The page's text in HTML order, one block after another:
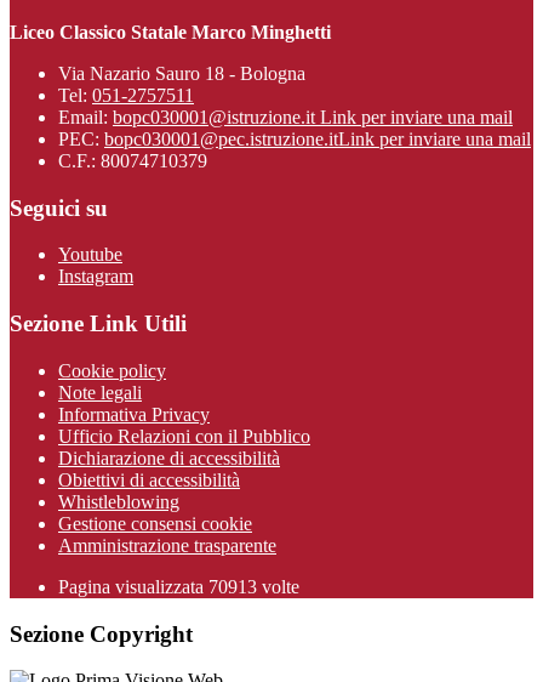
Liceo Classico Statale Marco Minghetti
Via Nazario Sauro 18 - Bologna
Tel: 051-2757511
Email: bopc030001@istruzione.it Link per inviare una mail
PEC: bopc030001@pec.istruzione.itLink per inviare una mail
C.F.: 80074710379
Seguici su
Youtube
Instagram
Sezione Link Utili
Cookie policy
Note legali
Informativa Privacy
Ufficio Relazioni con il Pubblico
Dichiarazione di accessibilità
Obiettivi di accessibilità
Whistleblowing
Gestione consensi cookie
Amministrazione trasparente
Pagina visualizzata 70913 volte
Sezione Copyright